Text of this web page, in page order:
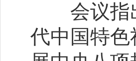
会议指出
代中国特